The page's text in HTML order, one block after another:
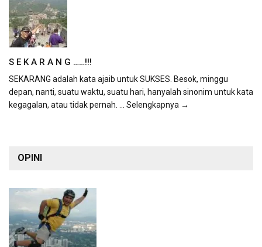
S E K A R A N G ……!!!
SEKARANG adalah kata ajaib untuk SUKSES. Besok, minggu
depan, nanti, suatu waktu, suatu hari, hanyalah sinonim untuk kata
kegagalan, atau tidak pernah. ... Selengkapnya →
OPINI